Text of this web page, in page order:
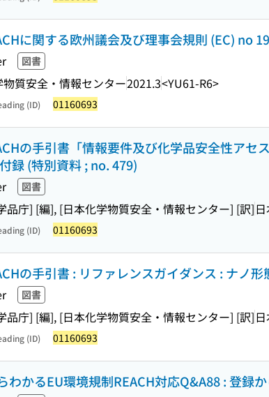
に関する欧州議会及び理事会規則 (EC) no
図書
物質安全・情報センター2021.3<YU61-R6>
(ID) 01160693
の手引書「情報要件及び化学品安全性ア
録 (特別資料 ; no. 479)
図書
品庁] [編], [日本化学物質安全・情報センター] [訳]
(ID) 01160693
の手引書 : リファレンスガイダンス : ナノ
図書
品庁] [編], [日本化学物質安全・情報センター] [訳]
(ID) 01160693
わかるEU環境規制REACH対応Q&A88 : 登録